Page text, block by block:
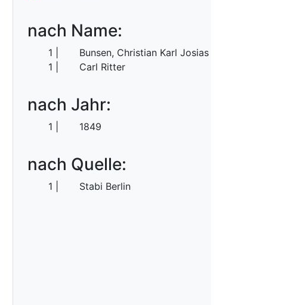
nach Name:
1
Bunsen, Christian Karl Josias von
1
Carl Ritter
nach Jahr:
1 1849
nach Quelle:
1 Stabi Berlin